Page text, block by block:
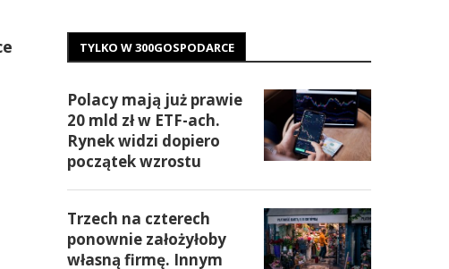
TYLKO W 300GOSPODARCE
Polacy mają już prawie
20 mld zł w ETF-ach.
Rynek widzi dopiero
początek wzrostu
Trzech na czterech
ponownie założyłoby
własną firmę. Innym